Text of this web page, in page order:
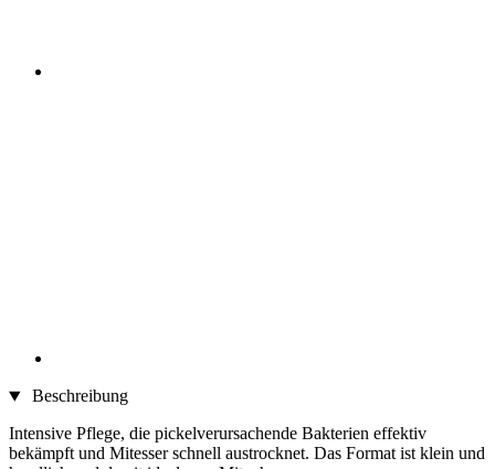
Beschreibung
Intensive Pflege, die pickelverursachende Bakterien effektiv
bekämpft und Mitesser schnell austrocknet. Das Format ist klein und